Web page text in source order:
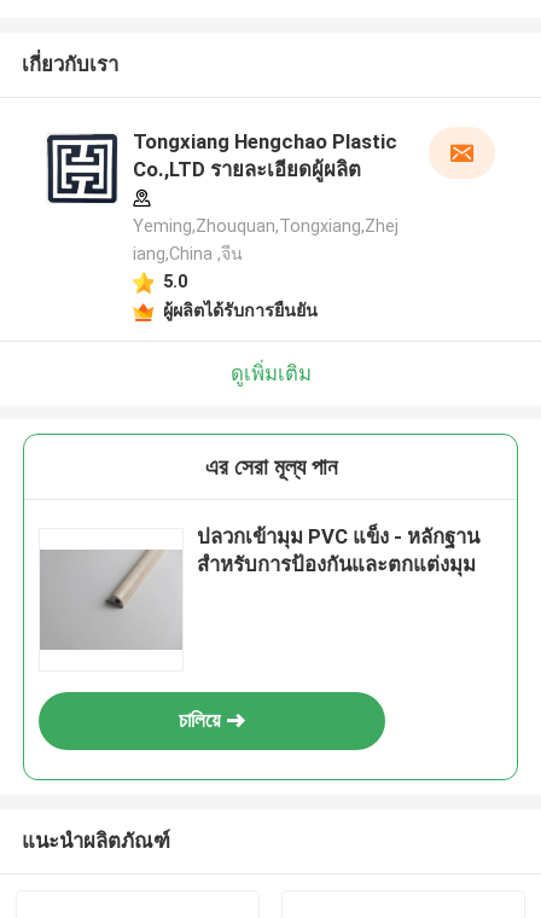
เกี่ยวกับเรา
Tongxiang Hengchao Plastic
Co.,LTD รายละเอียดผู้ผลิต
Yeming,Zhouquan,Tongxiang,Zhej
iang,China ,จีน
5.0
ผู้ผลิตได้รับการยืนยัน
ดูเพิ่มเติม
এর সেরা মূল্য পান
ปลวกเข้ามุม PVC แข็ง - หลักฐาน
สำหรับการป้องกันและตกแต่งมุม
চালিয়ে
แนะนำผลิตภัณฑ์